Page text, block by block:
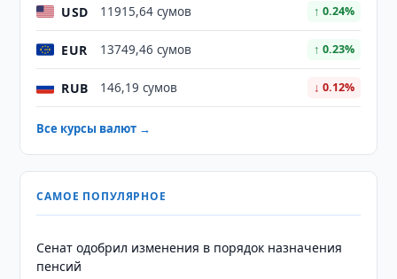
USD 11915,64 сумов ↑ 0.24%
EUR 13749,46 сумов ↑ 0.23%
RUB 146,19 сумов ↓ 0.12%
Все курсы валют →
САМОЕ ПОПУЛЯРНОЕ
Сенат одобрил изменения в порядок назначения
пенсий